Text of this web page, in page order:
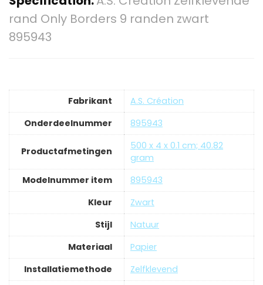
rand Only Borders 9 randen zwart
895943
Fabrikant
‎A.S. Création
Onderdeelnummer
‎895943
Productafmetingen
‎500 x 4 x 0.1 cm; 40.82
gram
Modelnummer item
‎895943
Kleur
‎Zwart
Stijl
‎Natuur
Materiaal
‎Papier
Installatiemethode
‎Zelfklevend